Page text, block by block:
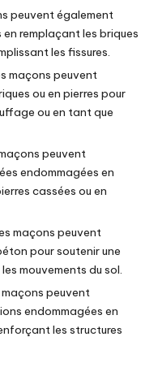
peuvent également
remplaçant les briques
les fissures.
maçons peuvent
ou en pierres pour
ou en tant que
peuvent
endommagées en
cassées ou en
maçons peuvent
pour soutenir une
mouvements du sol.
maçons peuvent
endommagées en
les structures